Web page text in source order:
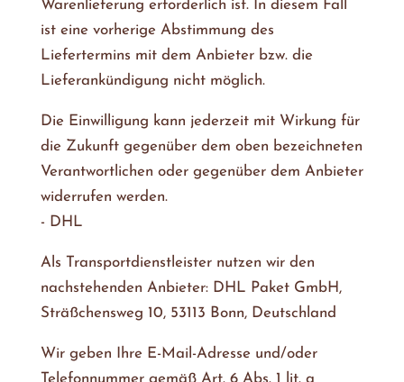
Warenlieferung erforderlich ist. In diesem Fall
ist eine vorherige Abstimmung des
Liefertermins mit dem Anbieter bzw. die
Lieferankündigung nicht möglich.
Die Einwilligung kann jederzeit mit Wirkung für
die Zukunft gegenüber dem oben bezeichneten
Verantwortlichen oder gegenüber dem Anbieter
widerrufen werden.
- DHL
Als Transportdienstleister nutzen wir den
nachstehenden Anbieter: DHL Paket GmbH,
Sträßchensweg 10, 53113 Bonn, Deutschland
Wir geben Ihre E-Mail-Adresse und/oder
Telefonnummer gemäß Art. 6 Abs. 1 lit. a